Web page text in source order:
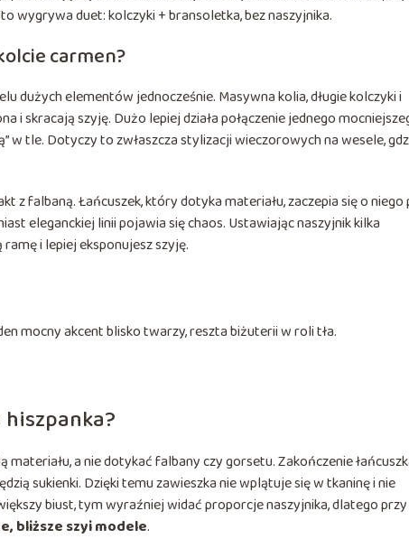
wygrywa duet: kolczyki + bransoletka, bez naszyjnika.
carmen?
dużych elementów jednocześnie. Masywna kolia, długie kolczyki i
i skracają szyję. Dużo lepiej działa połączenie jednego
w tle. Dotyczy to zwłaszcza stylizacji wieczorowych na wesele,
falbaną. Łańcuszek, który dotyka materiału, zaczepia się o niego
eleganckiej linii pojawia się chaos. Ustawiając naszyjnik kilka
i lepiej eksponujesz szyję.
mocny akcent blisko twarzy, reszta biżuterii w roli tła.
materiału, a nie dotykać falbany czy gorsetu. Zakończenie
sukienki. Dzięki temu zawieszka nie wplątuje się w tkaninę i nie
biust, tym wyraźniej widać proporcje naszyjnika, dlatego przy
bliższe szyi modele.